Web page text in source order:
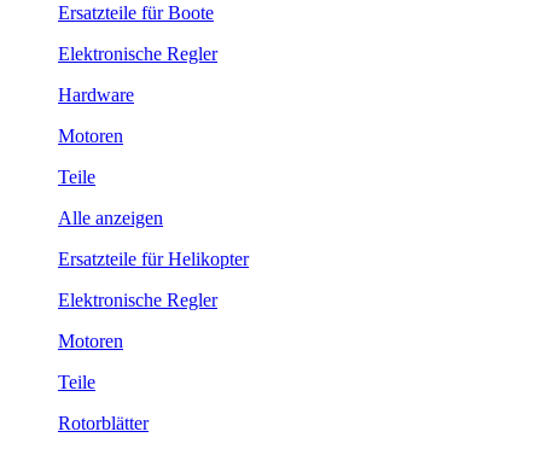
Ersatzteile für Boote
Elektronische Regler
Hardware
Motoren
Teile
Alle anzeigen
Ersatzteile für Helikopter
Elektronische Regler
Motoren
Teile
Rotorblätter